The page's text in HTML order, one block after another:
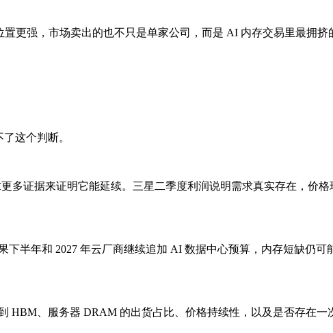
更强，市场卖出的也不只是单家公司，而是 AI 内存交易里最拥挤
这个判断。
多证据来证明它能延续。三星二季度利润说明需求真实存在，价
半年和 2027 年云厂商继续追加 AI 数据中心预算，内存短缺仍
HBM、服务器 DRAM 的出货占比、价格持续性，以及是否存在一